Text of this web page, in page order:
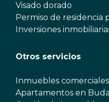
Visado dorado
Permiso de residencia
Inversiones
Otros servicios
Inmuebles comerciales
Apartamentos en